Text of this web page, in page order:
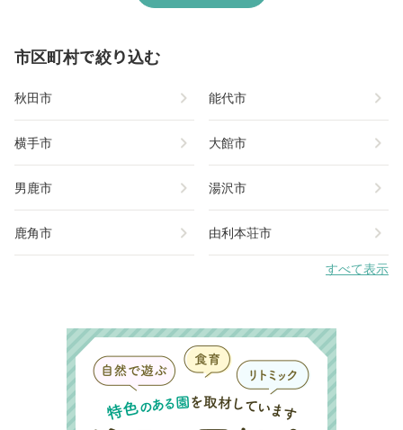
市区町村で絞り込む
秋田市 chevron_right 能代市 chevron_right
横手市 chevron_right 大館市 chevron_right
男鹿市 chevron_right 湯沢市 chevron_right
鹿角市 chevron_right 由利本荘市 chevron_right
すべて表示